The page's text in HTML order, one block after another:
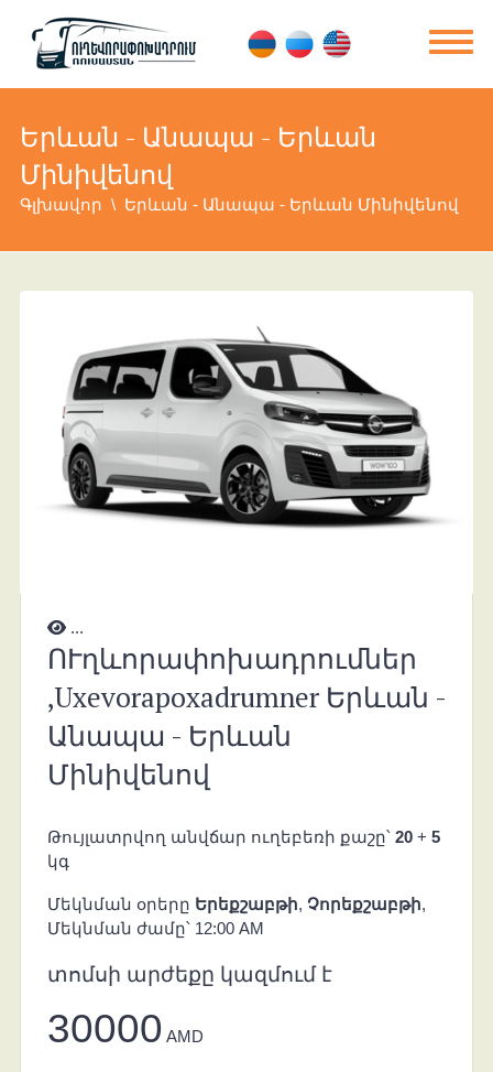
Երևան - Անապա - Երևան
Մինիվենով
Գլխավոր Երևան - Անապա - Երևան Մինիվենով
...
ՈՒղևորափոխադրումներ
,Uxevorapoxadrumner Երևան -
Անապա - Երևան
Մինիվենով
Թույլատրվող անվճար ուղեբեռի քաշը՝ 20+ 5
կգ
Մեկնման օրերը Երեքշաբթի, Չորեքշաբթի,
Մեկնման ժամը՝ 12:00 AM
տոմսի արժեքը կազմում է
30000 AMD